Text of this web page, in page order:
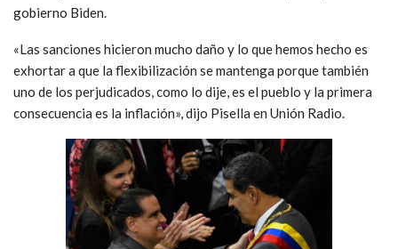
gobierno Biden.
«Las sanciones hicieron mucho daño y lo que hemos hecho es
exhortar a que la flexibilización se mantenga porque también
uno de los perjudicados, como lo dije, es el pueblo y la primera
consecuencia es la inflación», dijo Pisella en Unión Radio.